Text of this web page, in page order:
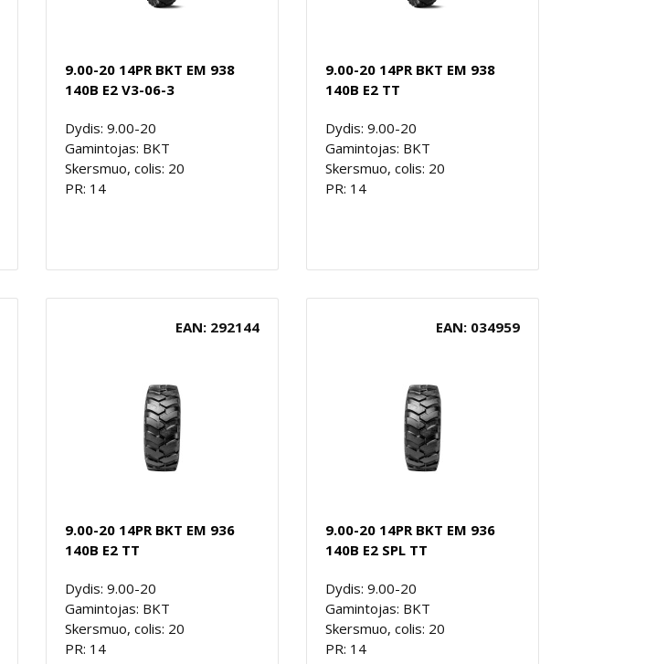
9.00-20 14PR BKT EM 938
140B E2 V3-06-3
Dydis: 9.00-20
Gamintojas: BKT
Skersmuo, colis: 20
PR: 14
9.00-20 14PR BKT EM 938
140B E2 TT
Dydis: 9.00-20
Gamintojas: BKT
Skersmuo, colis: 20
PR: 14
EAN: 292144
9.00-20 14PR BKT EM 936
140B E2 TT
Dydis: 9.00-20
Gamintojas: BKT
Skersmuo, colis: 20
PR: 14
EAN: 034959
9.00-20 14PR BKT EM 936
140B E2 SPL TT
Dydis: 9.00-20
Gamintojas: BKT
Skersmuo, colis: 20
PR: 14